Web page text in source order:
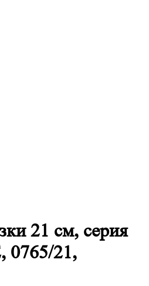
21 см, серия
0765/21,